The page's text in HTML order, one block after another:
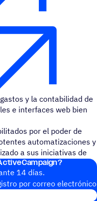
y la contabilidad de
e interfaces web bien
por el poder de
automatizaciones y
a sus iniciativas de
14 días.
por correo electrónico
de correo electrónico